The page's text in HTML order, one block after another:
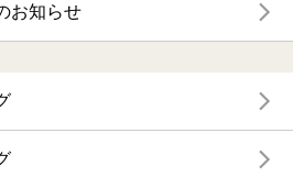
お知らせ